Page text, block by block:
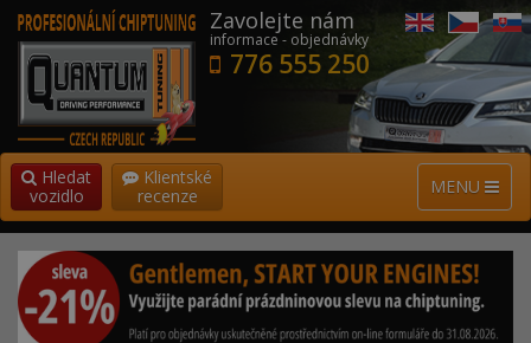
Zavolejte nám
informace - objednávky
776 555 250
MENU
Hledat
vozidlo
Klientské
recenze